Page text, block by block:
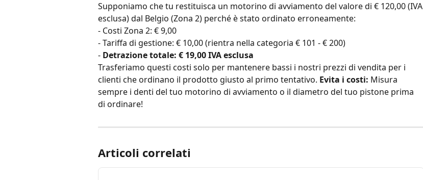
Supponiamo che tu restituisca un motorino di avviamento del valore di € 120,00 (IVA
esclusa) dal Belgio (Zona 2) perché è stato ordinato erroneamente:
- Costi Zona 2: € 9,00
- Tariffa di gestione: € 10,00 (rientra nella categoria € 101 - € 200)
- Detrazione totale: € 19,00 IVA esclusa
Trasferiamo questi costi solo per mantenere bassi i nostri prezzi di vendita per i
clienti che ordinano il prodotto giusto al primo tentativo. Evita i costi: Misura
sempre i denti del tuo motorino di avviamento o il diametro del tuo pistone prima
di ordinare!
Articoli correlati